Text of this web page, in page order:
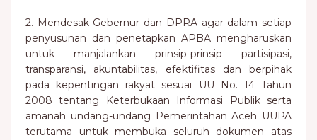
2. Mendesak Gebernur dan DPRA agar dalam setiap
penyusunan dan penetapkan APBA mengharuskan
untuk manjalankan prinsip-prinsip partisipasi,
transparansi, akuntabilitas, efektifitas dan berpihak
pada kepentingan rakyat sesuai UU No. 14 Tahun
2008 tentang Keterbukaan Informasi Publik serta
amanah undang-undang Pemerintahan Aceh UUPA
terutama untuk membuka seluruh dokumen atas